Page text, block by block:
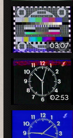
03:07
02:53